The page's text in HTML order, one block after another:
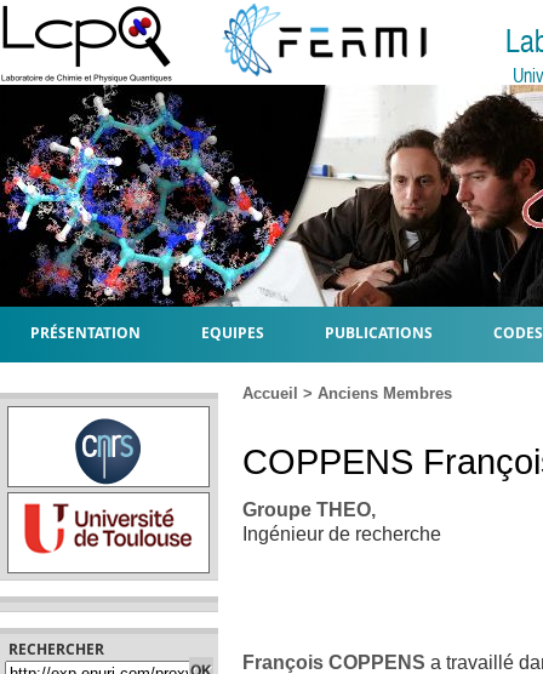
PRÉSENTATION EQUIPES PUBLICATIONS
RECHERCHER
Accueil > Anciens Membres
COPPENS
Groupe THEO,
Ingénieur de recherche
François COPPENS a travaillé